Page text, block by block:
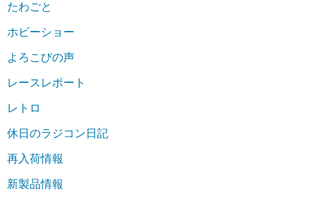
たわごと
ホビーショー
よろこびの声
レースレポート
レトロ
休日のラジコン日記
再入荷情報
新製品情報